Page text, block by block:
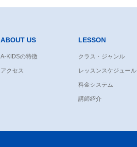
ABOUT US
A-KIDSの特徴
アクセス
LESSON
クラス・ジャンル
レッスンスケジュール
料金システム
講師紹介